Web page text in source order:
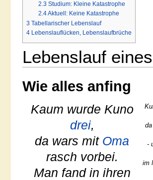
2.3 Studium: Kleine Katastrophe
2.4Aktuell: Keine Katastrophe
3 Tabellarischer Lebenslauf
4 Lebenslauflücken, Lebenslaufbrüche
Lebenslauf
Wie alles anfing
Kaum wurde Kuno
drei,
da wars mit Oma
rasch vorbei.
Man fand in ihren
-
im